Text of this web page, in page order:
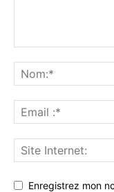
Enregistrez mon